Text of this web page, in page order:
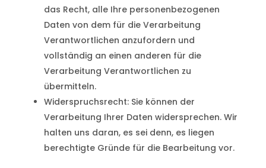
das Recht, alle Ihre personenbezogenen
Daten von dem für die Verarbeitung
Verantwortlichen anzufordern und
vollständig an einen anderen für die
Verarbeitung Verantwortlichen zu
übermitteln.
Widerspruchsrecht: Sie können der
Verarbeitung Ihrer Daten widersprechen. Wir
halten uns daran, es sei denn, es liegen
berechtigte Gründe für die Bearbeitung vor.